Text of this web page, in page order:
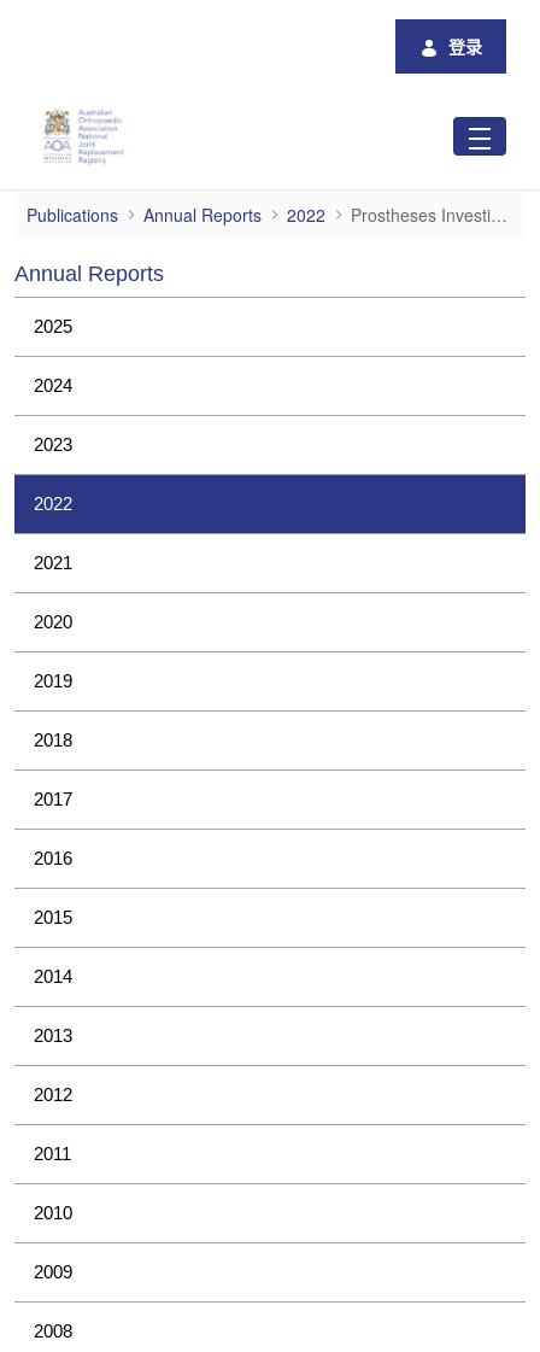
登录
Prostheses Investigations
Publications Annual Reports 2022 Prostheses Investigations
Annual Reports
2025
2024
2023
2022
2021
2020
2019
2018
2017
2016
2015
2014
2013
2012
2011
2010
2009
2008